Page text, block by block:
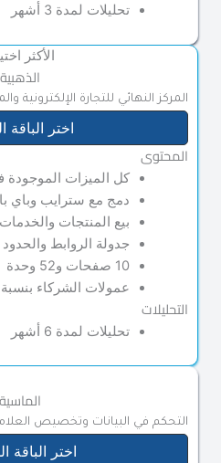
تحليلات لمدة 3 أشهر
الأكثر
الذهبية
المركز النهائي للتجارة الإلكترونية
اختر الباقة
المحتوى
كل الميزات الموجودة
دمج مع سترايب وباي
بيع المنتجات
جدولة الروابط والحدود
10 صفحات و52 وحدة
عمولات الشركاء بنسبة 10%
التحليلات
تحليلات لمدة 6 أشهر
الماسية
التحكم في البيانات وتخصيص
اختر الباقة